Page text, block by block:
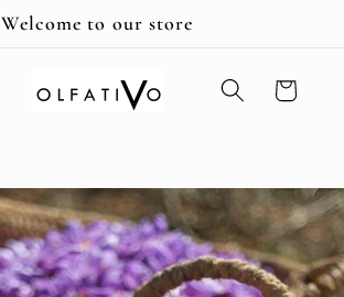
Welcome to our store
Carrito